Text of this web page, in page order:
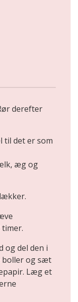
derefter
til det er som
æg og
og del den i
boller og sæt
Læg et